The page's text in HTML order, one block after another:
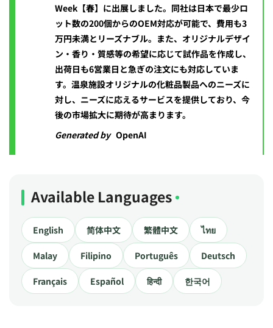
Week【春】に出展しました。同社は日本で最少ロ
ット数の200個からのOEM対応が可能で、費用も3
万円未満とリーズナブル。また、オリジナルデザイ
ン・香り・質感等の希望に応じて試作品を作成し、
出荷日も6営業日と急ぎの注文にも対応していま
す。温泉施設オリジナルの化粧品製品へのニーズに
対し、ニーズに応えるサービスを提供しており、今
後の市場拡大に期待が高まります。
Generated by OpenAI
Available Languages
English 简体中文 繁體中文 ไทย
Malay Filipino Português Deutsch
Français Español हिन्दी 한국어